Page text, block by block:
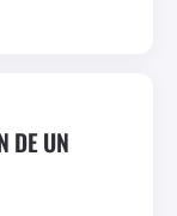
DE UN